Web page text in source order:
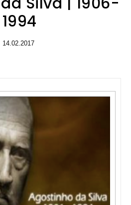
1994
14.02.2017